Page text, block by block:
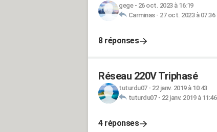
gege- 26 oct. 2023 à 16:19
Carminas- 27 oct. 2023 à 07:36
8 réponses
Réseau 220V Triphasé
tuturdu07- 22 janv. 2019 à 10:43
tuturdu07- 22 janv. 2019 à 11:46
4 réponses